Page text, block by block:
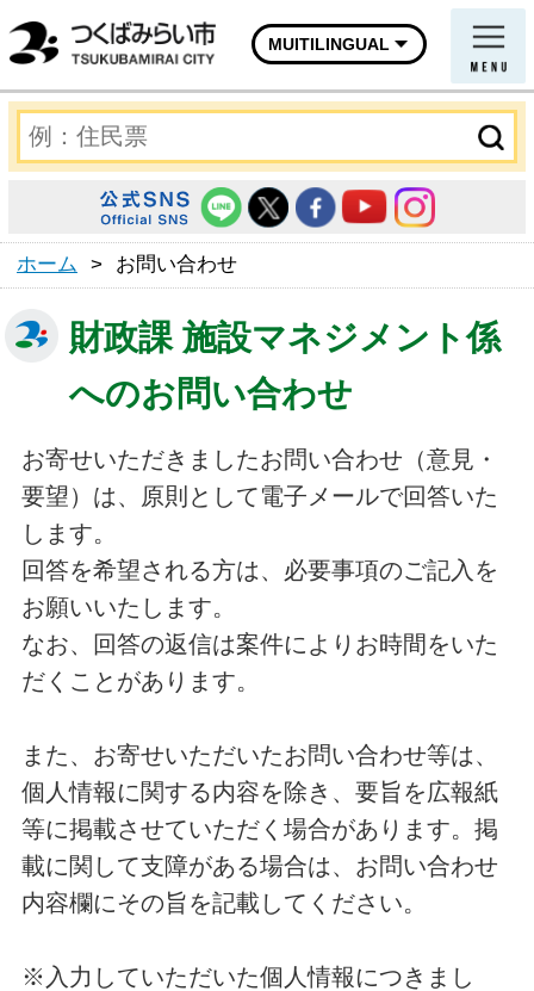
MUITILINGUAL
ホーム > お問い合わせ
財政課 施設マネジメント係
へのお問い合わせ
お寄せいただきましたお問い合わせ（意見・
要望）は、原則として電子メールで回答いた
します。
回答を希望される方は、必要事項のご記入を
お願いいたします。
なお、回答の返信は案件によりお時間をいた
だくことがあります。
また、お寄せいただいたお問い合わせ等は、
個人情報に関する内容を除き、要旨を広報紙
等に掲載させていただく場合があります。掲
載に関して支障がある場合は、お問い合わせ
内容欄にその旨を記載してください。
※入力していただいた個人情報につきまし